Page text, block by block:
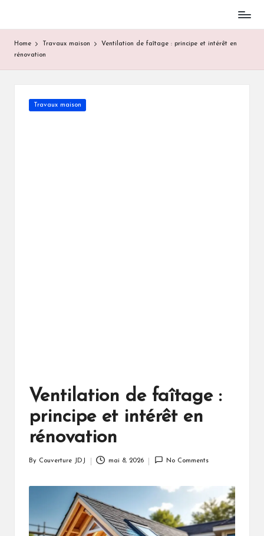
content
Home Travaux maison
Ventilation de faîtage : principe et intérêt en
rénovation
Posted
Travaux maison
Ventilation de faîtage :
principe et intérêt en
rénovation
By Couverture JDJ mai 8, 2026 No Comments